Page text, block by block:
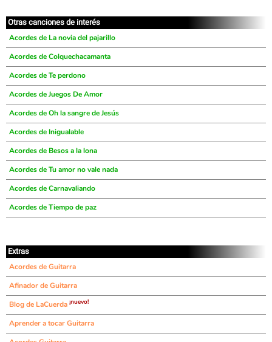
Otras canciones de interés
Acordes de La novia del pajarillo
Acordes de Colquechacamanta
Acordes de Te perdono
Acordes de Juegos De Amor
Acordes de Oh la sangre de Jesús
Acordes de Inigualable
Acordes de Besos a la lona
Acordes de Tu amor no vale nada
Acordes de Carnavaliando
Acordes de Tiempo de paz
Extras
Acordes de Guitarra
Afinador de Guitarra
Blog de LaCuerda ¡nuevo!
Aprender a tocar Guitarra